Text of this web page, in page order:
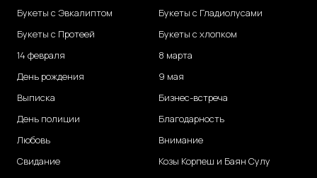
Букеты с Эвкалиптом
Букеты с Протеей
14 февраля
День рождения
Выписка
День полиции
Любовь
Свидание
Букеты с Гладиолусами
Букеты с хлопком
8 марта
9 мая
Бизнес-встреча
Благодарность
Внимание
Козы Корпеш и Баян Сулу